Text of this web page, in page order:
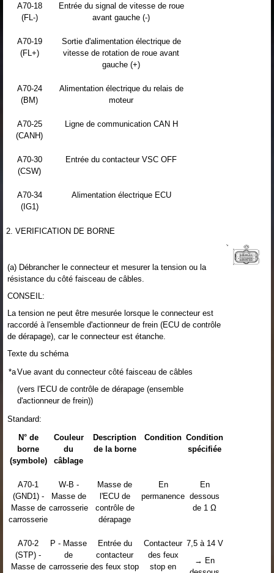
A70-18
(FL-)
Entrée du signal de vitesse de roue
avant gauche (-)
A70-19
(FL+)
Sortie d'alimentation électrique de
vitesse de rotation de roue avant
gauche (+)
A70-24
(BM)
Alimentation électrique du relais de
moteur
A70-25
(CANH)
Ligne de communication CAN H
A70-30
(CSW)
Entrée du contacteur VSC OFF
A70-34
(IG1)
Alimentation électrique ECU
2. VERIFICATION DE BORNE
(a) Débrancher le connecteur et mesurer la tension ou la
résistance du côté faisceau de câbles.
CONSEIL:
La tension ne peut être mesurée lorsque le connecteur est
raccordé à l'ensemble d'actionneur de frein (ECU de contrôle
de dérapage), car le connecteur est étanche.
Texte du schéma
*aVue avant du connecteur côté faisceau de câbles
(vers l'ECU de contrôle de dérapage (ensemble
d'actionneur de frein))
Standard:
N° de
borne
(symbole)
Couleur
du
câblage
Description
de la borne
Condition Condition
spécifiée
A70-1
(GND1) -
Masse de
carrosserie
W-B -
Masse de
carrosserie
Masse de
l'ECU de
contrôle de
dérapage
En
permanence
En
dessous
de 1 Ω
A70-2
(STP) -
Masse de
P - Masse
de
carrosserie
Entrée du
contacteur
des feux stop
Contacteur
des feux
stop en
7,5 à 14 V
→ En